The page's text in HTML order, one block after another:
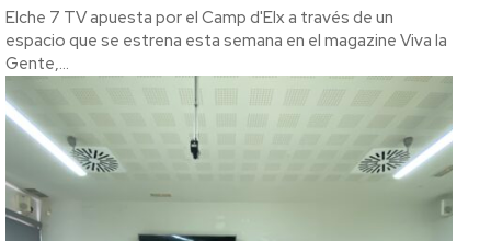
Elche 7 TV apuesta por el Camp d'Elx a través de un
espacio que se estrena esta semana en el magazine Viva la
Gente,...